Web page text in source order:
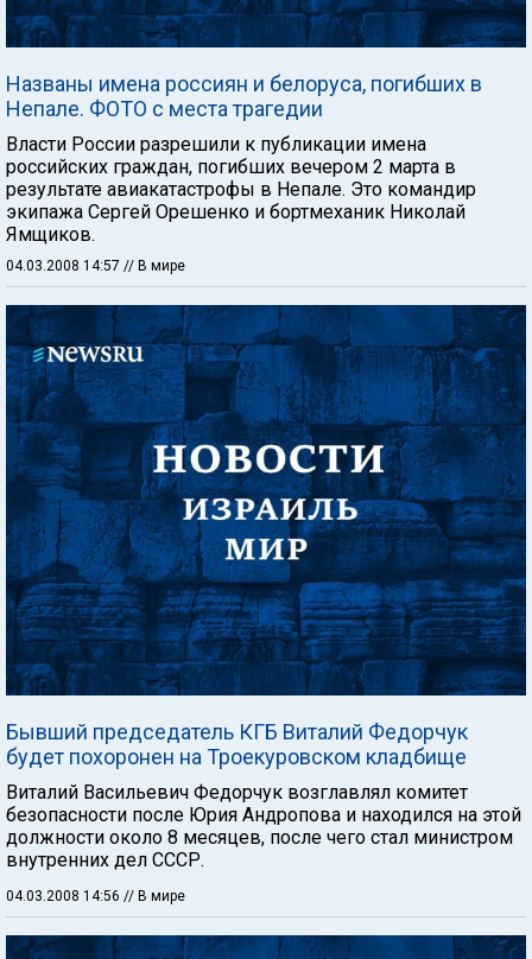
Названы имена россиян и белоруса, погибших в
Непале. ФОТО с места трагедии
Власти России разрешили к публикации имена
российских граждан, погибших вечером 2 марта в
результате авиакатастрофы в Непале. Это командир
экипажа Сергей Орешенко и бортмеханик Николай
Ямщиков.
04.03.2008 14:57 // В мире
Бывший председатель КГБ Виталий Федорчук
будет похоронен на Троекуровском кладбище
Виталий Васильевич Федорчук возглавлял комитет
безопасности после Юрия Андропова и находился на этой
должности около 8 месяцев, после чего стал министром
внутренних дел СССР.
04.03.2008 14:56 // В мире